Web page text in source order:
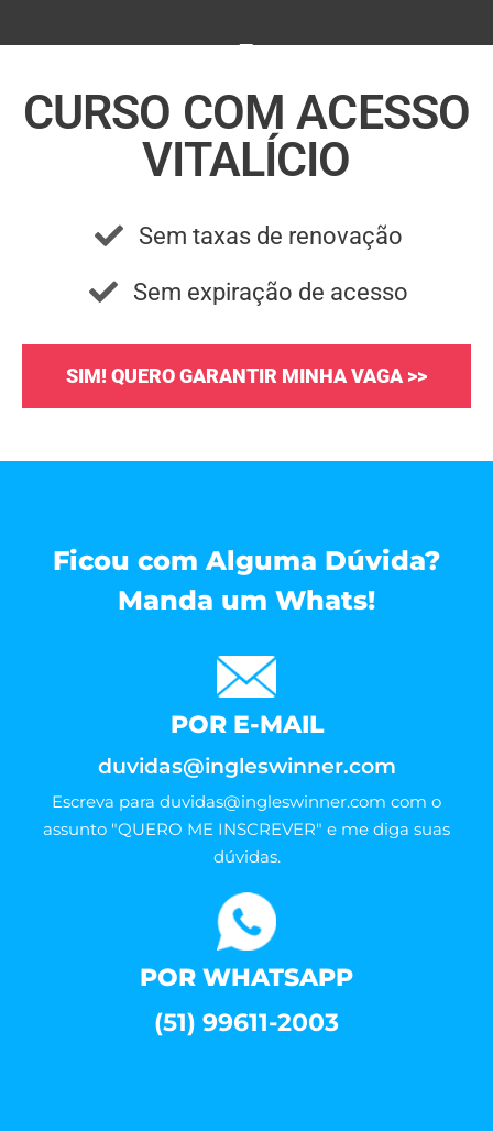
CURSO COM ACESSO
VITALÍCIO
Sem taxas de renovação
Sem expiração de acesso
SIM! QUERO GARANTIR MINHA VAGA >>
Ficou com Alguma Dúvida?
Manda um Whats!
POR E-MAIL
duvidas@ingleswinner.com
Escreva para duvidas@ingleswinner.com com o
assunto "QUERO ME INSCREVER" e me diga suas
dúvidas.
POR WHATSAPP
(51) 99611-2003